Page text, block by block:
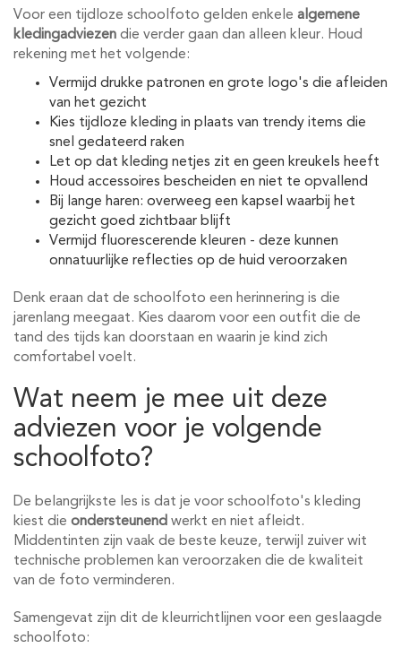
Voor een tijdloze schoolfoto gelden enkele algemene
kledingadviezen die verder gaan dan alleen kleur. Houd
rekening met het volgende:
Vermijd drukke patronen en grote logo's die afleiden
van het gezicht
Kies tijdloze kleding in plaats van trendy items die
snel gedateerd raken
Let op dat kleding netjes zit en geen kreukels heeft
Houd accessoires bescheiden en niet te opvallend
Bij lange haren: overweeg een kapsel waarbij het
gezicht goed zichtbaar blijft
Vermijd fluorescerende kleuren - deze kunnen
onnatuurlijke reflecties op de huid veroorzaken
Denk eraan dat de schoolfoto een herinnering is die
jarenlang meegaat. Kies daarom voor een outfit die de
tand des tijds kan doorstaan en waarin je kind zich
comfortabel voelt.
Wat neem je mee uit deze
adviezen voor je volgende
schoolfoto?
De belangrijkste les is dat je voor schoolfoto's kleding
kiest die ondersteunend werkt en niet afleidt.
Middentinten zijn vaak de beste keuze, terwijl zuiver wit
technische problemen kan veroorzaken die de kwaliteit
van de foto verminderen.
Samengevat zijn dit de kleurrichtlijnen voor een geslaagde
schoolfoto: